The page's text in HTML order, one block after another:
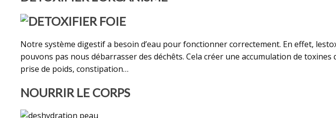
Notre système digestif a besoin d’eau pour fonctionner correctement. En effet,
pouvons pas nous débarrasser des déchêts. Cela créer une accumulation de
prise de poids, constipation…
NOURRIR LE CORPS